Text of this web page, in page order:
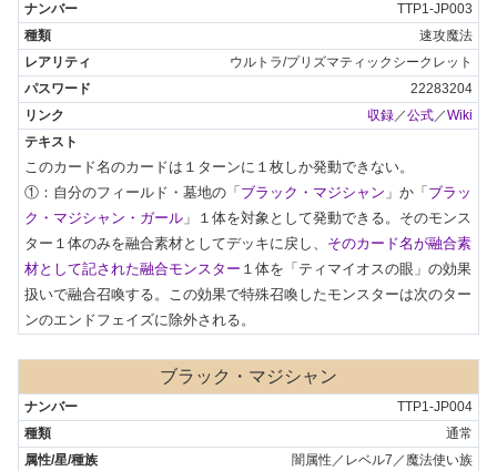
TTP1-JP003
速攻魔法
ウルトラ/プリズマティックシークレット
22283204
収録 ／公式 ／Wiki
このカード名のカードは１ターンに１枚しか発動できない。
①：自分のフィールド・墓地の「ブラック・マジシャン 」か「ブラッ
ク・マジシャン・ガール 」１体を対象として発動できる。そのモンス
ター１体のみを融合素材としてデッキに戻し、 そのカード名が融合素
材として記された融合モンスター １体を「ティマイオスの眼」の効果
扱いで融合召喚する。この効果で特殊召喚したモンスターは次のター
ンのエンドフェイズに除外される。
ブラック・マジシャン
TTP1-JP004
通常
闇属性／レベル7／魔法使い族